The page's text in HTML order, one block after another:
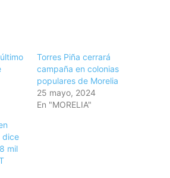
Torres Piña cerrará
campaña en colonias
populares de Morelia
25 mayo, 2024
En "MORELIA"
dice
mil